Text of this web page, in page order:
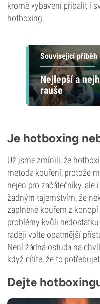
kromě vybavení přibalit i
hotboxing.
Související příběh
Nejlepší a
rauše
Je hotboxing
Už jsme zmínili, že
metoda kouření, protože
nejen pro začátečníky, ale
žádným tajemstvím, že
zaplněné kouřem z
problémy kvůli
raději volte opatrnější
Není žádná ostuda na
když cítíte, že to
Dejte